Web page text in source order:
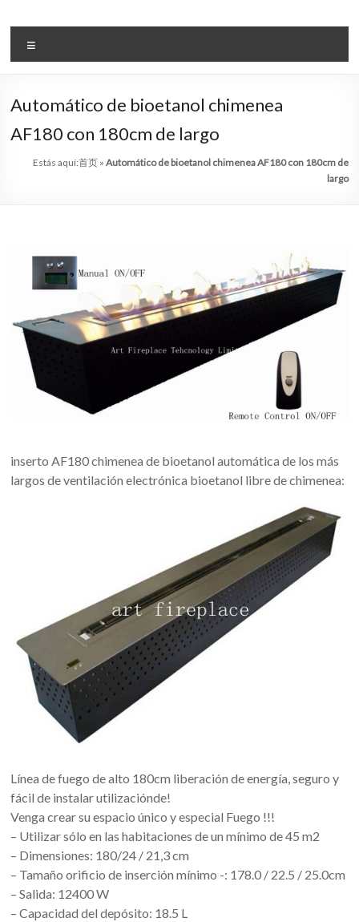
contenido
Sistema
automático
de
bio
etanol
Art
chimenea
china
líder
chimeneas
la
casa
Automático de bioetanol chimenea
AF180 con 180cm de largo
Estás aquí:首页» Automático de bioetanol chimenea AF180 con 180cm de
largo
inserto AF180 chimenea de bioetanol automática de los más
largos de ventilación electrónica bioetanol libre de chimenea:
Línea de fuego de alto 180cm liberación de energía, seguro y
fácil de instalar utilizaciónde!
Venga crear su espacio único y especial Fuego !!!
– Utilizar sólo en las habitaciones de un mínimo de 45 m2
– Dimensiones: 180/24 / 21,3 cm
– Tamaño orificio de inserción mínimo -: 178.0 / 22.5 / 25.0cm
– Salida: 12400 W
– Capacidad del depósito: 18.5 L